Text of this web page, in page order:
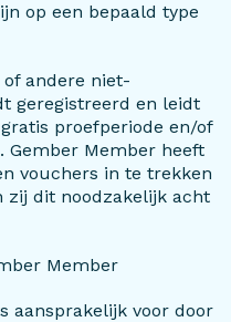
op een bepaald type
andere niet-
geregistreerd en leidt
proefperiode en/of
Gember Member heeft
vouchers in te trekken
zij dit noodzakelijk acht
Member
aansprakelijk voor door